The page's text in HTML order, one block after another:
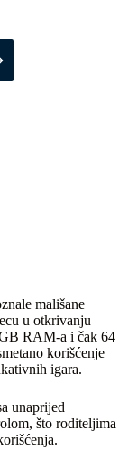
mališane
u otkrivanju
RAM-a i čak 64
korišćenje
igara.
unaprijed
što roditeljima